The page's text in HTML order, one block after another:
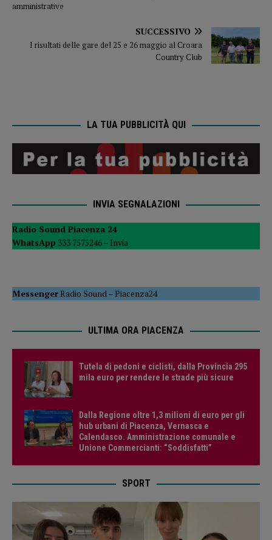
amministrative
SUCCESSIVO
I risultati delle gare del 25 e 26 maggio al Croara
Country Club
LA TUA PUBBLICITÀ QUI
INVIA SEGNALAZIONI
Radio Sound Piacenza 24
WhatsApp 333 7575246 – Invia
MessengerRadio Sound–Piacenza24
ULTIMA ORA PIACENZA
Tutela di pedoni e ciclisti, dalla Provincia 295
mila euro per rendere le strade più sicure
Dalla Regione oltre 1,3 milioni di euro per gli
hub urbani di Piacenza, Vernasca e
Calendasco. Amministrazione comunale e
Unione Commercianti: “Soddisfatti”
SPORT